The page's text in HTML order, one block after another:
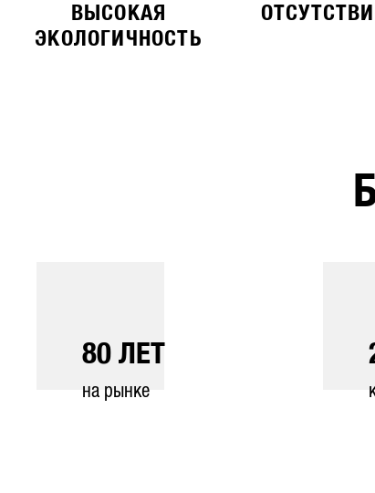
ВЫСОКАЯ
ЭКОЛОГИЧНОСТЬ
80 ЛЕТ
на рынке